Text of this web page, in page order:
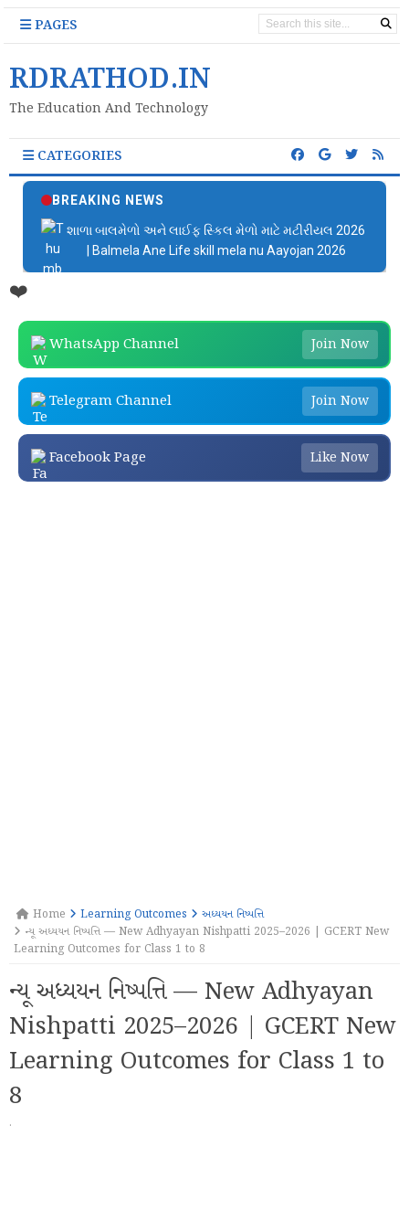
PAGES
RDRATHOD.IN
The Education And Technology
CATEGORIES
BREAKING NEWS
શાળા બાલમેળો અને લાઈફ સ્કિલ મેળો માટે મટીરીયલ 2026
| Balmela Ane Life skill mela nu Aayojan 2026
❤️
WhatsApp Channel Join Now
Telegram Channel Join Now
Facebook Page Like Now
Home Learning Outcomes
અધ્યયન નિષ્પત્તિ
ન્યૂ અધ્યયન નિષ્પત્તિ — New Adhyayan Nishpatti 2025–2026 | GCERT New
Learning Outcomes for Class 1 to 8
ન્યૂ અધ્યયન નિષ્પત્તિ — New Adhyayan
Nishpatti 2025–2026 | GCERT New
Learning Outcomes for Class 1 to
8
·